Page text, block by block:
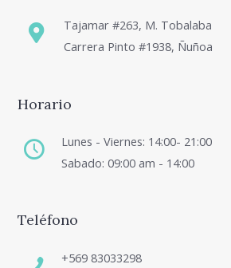
Tajamar #263, M. Tobalaba
Carrera Pinto #1938, Ñuñoa
Horario
Lunes - Viernes: 14:00- 21:00
Sabado: 09:00 am - 14:00
Teléfono
+569 83033298